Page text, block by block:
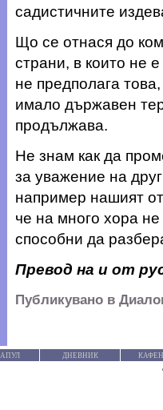
садистичните
Що се отнася до
страни, в които не
не предполага
имало държавен
продължава.
Не знам как да
за уважение на
например нашият
че на много хора
способни да
Превод на и от
Публикувано в
ДНЕВНИК